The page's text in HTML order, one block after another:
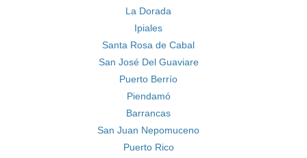
La Dorada
Ipiales
Santa Rosa de Cabal
San José Del Guaviare
Puerto Berrío
Piendamó
Barrancas
San Juan Nepomuceno
Puerto Rico